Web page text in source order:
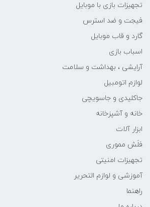
تجهیزات بازی با موبایل
فیجت و ضد استرس
گارد و قاب موبایل
اسباب بازی
آرایشی ، بهداشت و سلامت
لوازم اتومبیل
جاکلیدی و جاسویچی
خانه و آشپزخانه
ابزار آلات
فلَش مموری
تجهیزات امنیتی
آموزشی و لوازم التحریر
راهنما